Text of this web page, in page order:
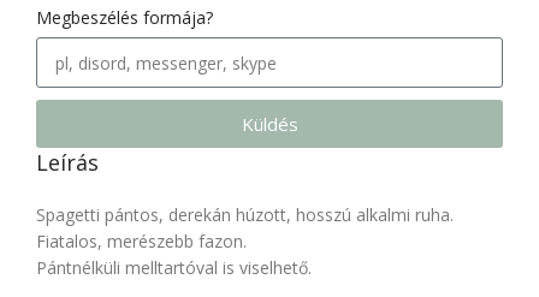
Megbeszélés formája?
Küldés
Leírás
Spagetti pántos, derekán húzott, hosszú alkalmi ruha.
Fiatalos, merészebb fazon.
Pántnélküli melltartóval is viselhető.